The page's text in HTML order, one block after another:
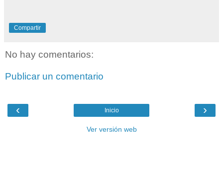
Compartir
No hay comentarios:
Publicar un comentario
‹ ›
Inicio
Ver versión web